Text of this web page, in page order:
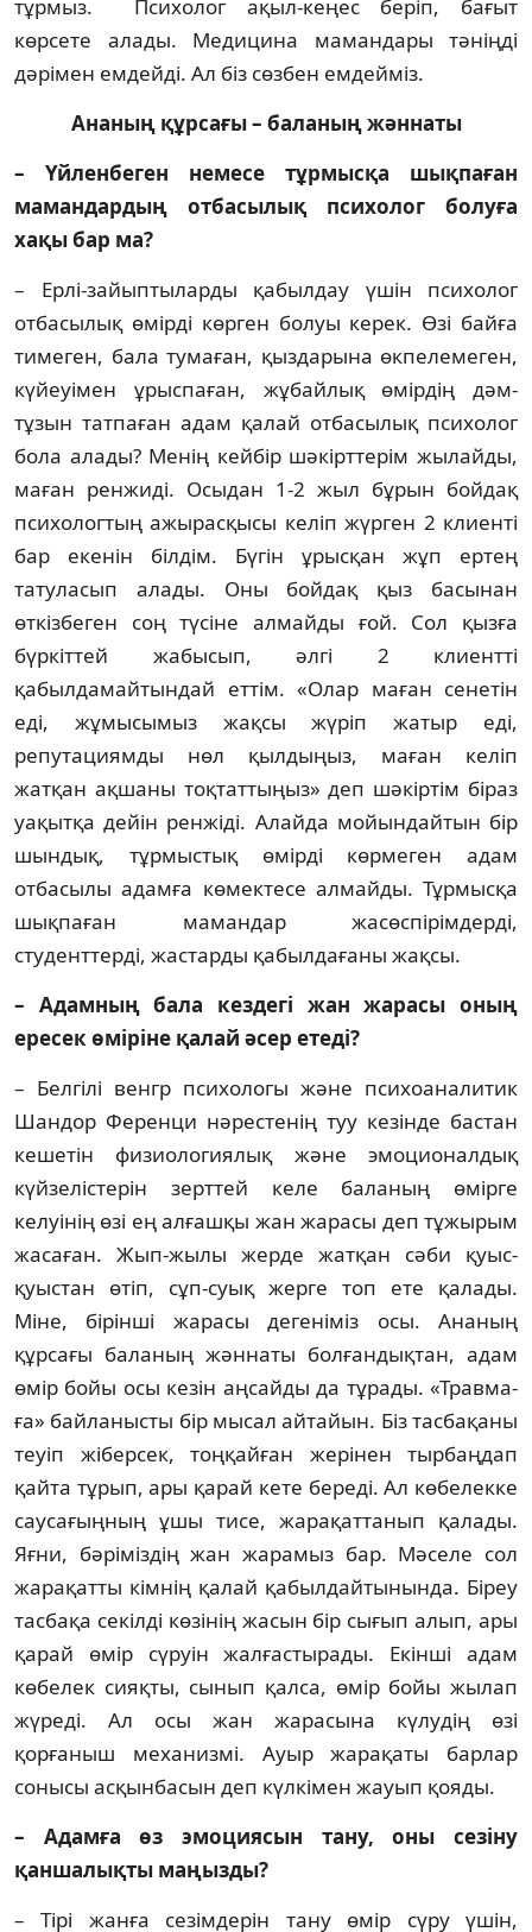
тұрмыз. Психолог ақыл-кеңес беріп, бағыт
көрсете алады. Медицина ма­ман­дары тәніңді
дәрімен емдейді. Ал біз сөз­бен емдейміз.
Ананың құрсағы – баланың жәннаты
– Үйленбеген немесе тұрмысқа шық­паған
мамандардың отбасылық психо­лог болуға
хақы бар ма?
– Ерлі-зайыптыларды қабылдау үшін пси­холог
отбасылық өмірді көрген болуы ке­рек. Өзі байға
тимеген, бала тумаған, қыз­дарына өкпелемеген,
күйеуімен ұрыспаған, жұбайлық өмірдің дәм-
тұзын татпаған адам қа­лай отбасылық психолог
бола алады? Ме­нің кейбір шәкірттерім жылайды,
маған рен­жиді. Осыдан 1-2 жыл бұрын бойдақ
пси­хологтың ажырасқысы келіп жүрген 2 клиен­ті
бар екенін білдім. Бүгін ұрысқан жұп ертең
татуласып алады. Оны бойдақ қыз ба­сынан
өткізбеген соң түсіне алмайды ғой. Сол қызға
бүркіттей жабысып, әлгі 2 клиент­ті
қабылдамайтындай еттім. «Олар маған се­нетін
еді, жұмысымыз жақсы жүріп жатыр еді,
репутациямды нөл қылдыңыз, маған ке­ліп
жатқан ақшаны тоқтаттыңыз» деп шә­кіртім біраз
уақытқа дейін ренжіді. Алай­да мойындайтын бір
шындық, тұрмыстық өмірді көрмеген адам
отбасылы адамға кө­мектесе алмайды. Тұрмысқа
шықпаған ма­ман­дар жасөспірімдерді,
студенттерді, жас­тарды қабылдағаны жақсы.
– Адамның бала кездегі жан жа­ра­сы оның
ересек өміріне қалай әсер ете­ді?
– Белгілі венгр психологы және пси­хоа­на­литик
Шандор Ференци нәрестенің туу кезінде бастан
кешетін физиологиялық және эмоционалдық
күйзелістерін зерттей келе баланың өмірге
келуінің өзі ең алғашқы жан жа­расы деп тұжырым
жасаған. Жып-жылы жерде жатқан сәби қуыс-
қуыстан өтіп, сұп-суық жерге топ ете қалады.
Міне, бірінші жа­­­расы дегеніміз осы. Ананың
құрсағы ба­ланың жәннаты болғандықтан, адам
өмір бойы осы кезін аңсайды да тұрады. «Трав­ма­
ға» байланысты бір мысал айтайын. Біз тас­бақаны
теуіп жіберсек, тоңқайған жерінен тыр­баңдап
қайта тұрып, ары қарай кете береді. Ал көбелекке
саусағыңның ұшы тисе, жарақаттанып қалады.
Яғни, бәріміздің жан жарамыз бар. Мәселе сол
жарақатты кімнің қа­лай қабылдайтынында. Біреу
тасбақа секіл­ді көзінің жасын бір сығып алып, ары
қарай өмір сүруін жалғастырады. Екінші адам
көбелек сияқты, сынып қалса, өмір бойы жылап
жүреді. Ал осы жан жарасына күлу­дің өзі
қорғаныш механизмі. Ауыр жара­қаты барлар
сонысы асқынбасын деп күл­кімен жауып қояды.
– Адамға өз эмоциясын тану, оны се­зіну
қаншалықты маңызды?
– Тірі жанға сезімдерін тану өмір сүру үшін,